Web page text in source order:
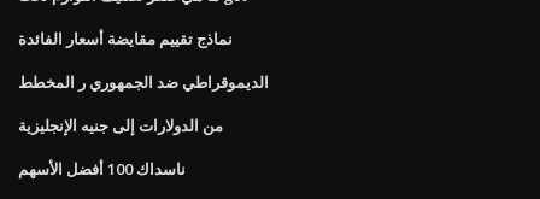
نماذج تقييم مقايضة أسعار الفائدة
الديموقراطي ضد الجمهوري ر المخطط
من الدولارات إلى جنيه الإنجليزية
ناسداك 100 أفضل الأسهم